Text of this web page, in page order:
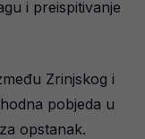
i preispitivanje
Zrinjskog i
pobjeda u
opstanak.